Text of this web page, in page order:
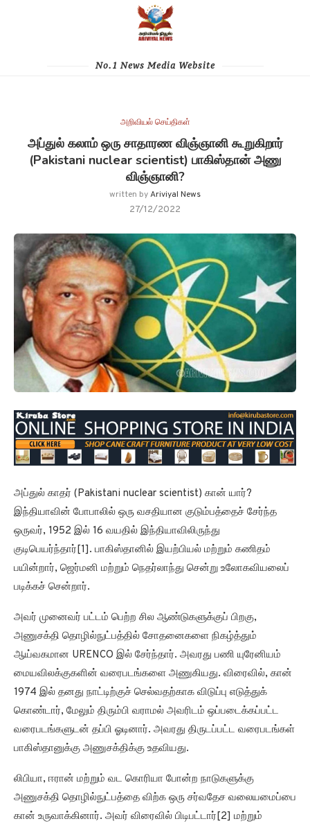
No.1 News Media Website
அறிவியல் செய்திகள்
அப்துல் கலாம் ஒரு சாதாரண விஞ்ஞானி கூறுகிறார்
(Pakistani nuclear scientist) பாகிஸ்தான் அணு
விஞ்ஞானி?
written byAriviyal News
27/12/2022
அப்துல் காதர் (Pakistani nuclear scientist) கான் யார்?
இந்தியாவின் போபாலில் ஒரு வசதியான குடும்பத்தைச் சேர்ந்த
ஒருவர், 1952 இல் 16 வயதில் இந்தியாவிலிருந்து
குடிபெயர்ந்தார்[1]. பாகிஸ்தானில் இயற்பியல் மற்றும் கணிதம்
பயின்றார், ஜெர்மனி மற்றும் நெதர்லாந்து சென்று உலோகவியலைப்
படிக்கச் சென்றார்.
அவர் முனைவர் பட்டம் பெற்ற சில ஆண்டுகளுக்குப் பிறகு,
அணுசக்தி தொழில்நுட்பத்தில் சோதனைகளை நிகழ்த்தும்
ஆய்வகமான URENCO இல் சேர்ந்தார். அவரது பணி யுரேனியம்
மையவிலக்குகளின் வரைபடங்களை அணுகியது. விரைவில், கான்
1974 இல் தனது நாட்டிற்குச் செல்வதற்காக விடுப்பு எடுத்துக்
கொண்டார், மேலும் திரும்பி வராமல் அவரிடம் ஒப்படைக்கப்பட்ட
வரைபடங்களுடன் தப்பி ஓடினார். அவரது திருடப்பட்ட வரைபடங்கள்
பாகிஸ்தானுக்கு அணுசக்திக்கு உதவியது.
லிபியா, ஈரான் மற்றும் வட கொரியா போன்ற நாடுகளுக்கு
அணுசக்தி தொழில்நுட்பத்தை விற்க ஒரு சர்வதேச வலையமைப்பை
கான் உருவாக்கினார். அவர் விரைவில் பிடிபட்டார்[2] மற்றும்